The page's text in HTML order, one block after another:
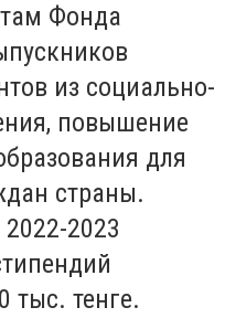
Фонда
из социально-
повышение
для
страны.
2023
тыс. тенге.